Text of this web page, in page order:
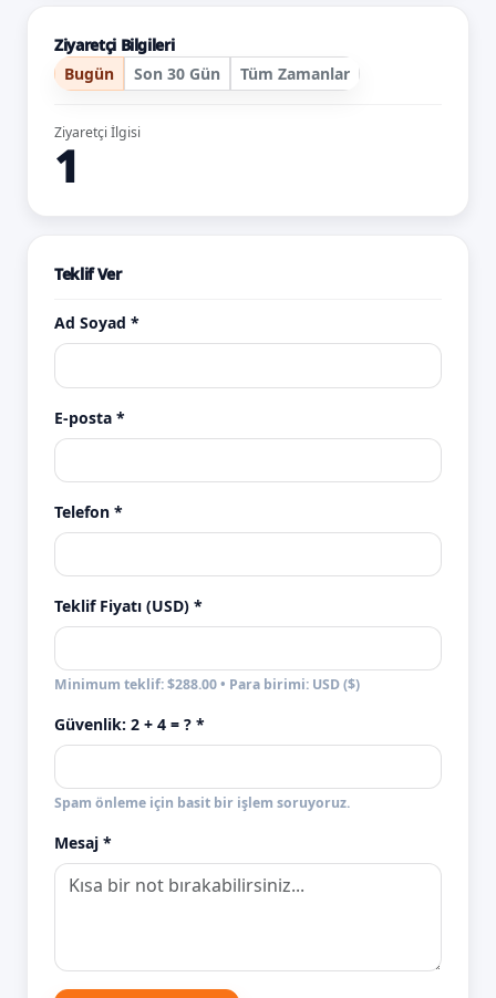
Ziyaretçi Bilgileri
Bugün
Son 30 Gün Tüm Zamanlar
Ziyaretçi İlgisi
1
Teklif Ver
Ad Soyad *
E-posta *
Telefon *
Teklif Fiyatı (USD) *
Minimum teklif: $288.00 • Para birimi: USD ($)
Güvenlik: 2 + 4 = ? *
Spam önleme için basit bir işlem soruyoruz.
Mesaj *